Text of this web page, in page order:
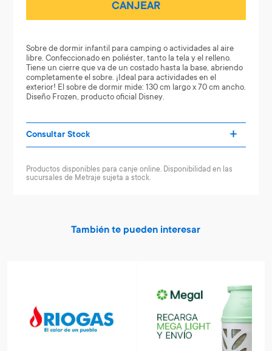
CANJEAR
Sobre de dormir infantil para camping o actividades al aire
libre. Confeccionado en poliéster, tanto la tela y el relleno.
Tiene un cierre que va de un costado hasta la base, abriendo
completamente el sobre. ¡Ideal para actividades en el
exterior! El sobre de dormir mide: 130 cm largo x 70 cm ancho.
Diseño Frozen, producto oficial Disney.
Consultar Stock
Productos disponibles para canje online. Disponibilidad en las
sucursales de Metraje sujeta a stock.
También te pueden interesar